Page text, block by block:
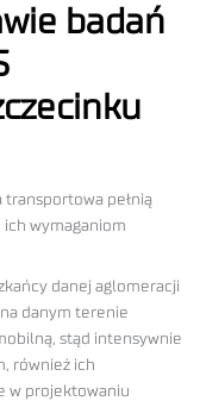
badań
pełnią
wymaganiom
danej aglomeracji
danym terenie
stąd intensywnie
również ich
w projektowaniu